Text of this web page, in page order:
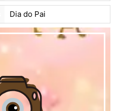
Dia do Pai